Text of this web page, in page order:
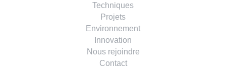
Techniques
Projets
Environnement
Innovation
Nous rejoindre
Contact